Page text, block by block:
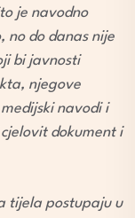
je navodno
no do danas nije
bi javnosti
njegove
navodi i
dokument i
tijela postupaju u